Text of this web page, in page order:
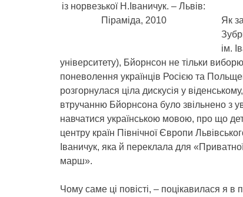
із норвезької Н.Іваничук. – Львів:
Піраміда, 2010
Як
ім.
університету), Бйорнсон не тільки
поневолення українців Росією та
розгорнулася ціла дискусія у
втручанню Бйорнсона було звільнено з
навчатися українською мовою, про що
центру країн Північної Європи
Іваничук, яка й переклала для
марш».
Чому саме ці повісті, – поцікавилася я в